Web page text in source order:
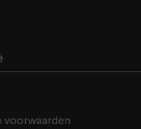
voorwaarden